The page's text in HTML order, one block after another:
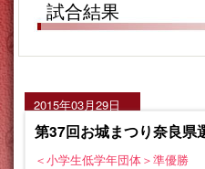
試合結果
2015年03月29日
第37回お城まつり奈良県
＜小学生低学年団体＞準優勝